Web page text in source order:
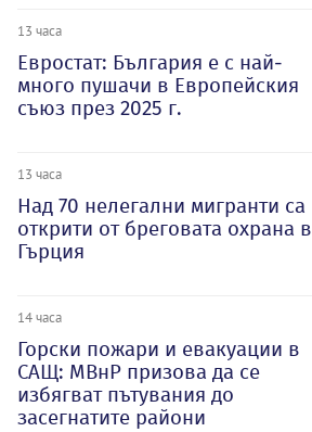
13 часа
Евростат: България е с най-
много пушачи в Европейския
съюз през 2025 г.
13 часа
Над 70 нелегални мигранти са
открити от бреговата охрана в
Гърция
14 часа
Горски пожари и евакуации в
САЩ: МВнР призова да се
избягват пътувания до
засегнатите райони